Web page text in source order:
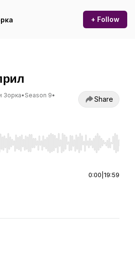
+ Follow
Зорка• Season 9•
Share
Right to seek, Home/End to jump
0:00 19:59